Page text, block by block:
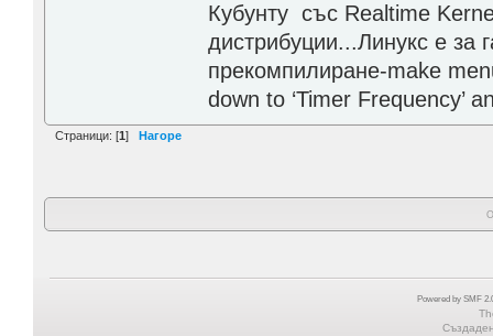
Кубунту със Realtime
дистрибуции...Линукс е за
прекомпилиране-make
down to ‘Timer Frequency’
Страници: [1] Нагоре
Powered by SMF